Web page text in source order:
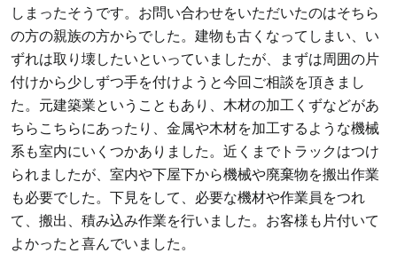
しまったそうです。お問い合わせをいただいたのはそちら
の方の親族の方からでした。建物も古くなってしまい、い
ずれは取り壊したいといっていましたが、まずは周囲の片
付けから少しずつ手を付けようと今回ご相談を頂きまし
た。元建築業ということもあり、木材の加工くずなどがあ
ちらこちらにあったり、金属や木材を加工するような機械
系も室内にいくつかありました。近くまでトラックはつけ
られましたが、室内や下屋下から機械や廃棄物を搬出作業
も必要でした。下見をして、必要な機材や作業員をつれ
て、搬出、積み込み作業を行いました。お客様も片付いて
よかったと喜んでいました。